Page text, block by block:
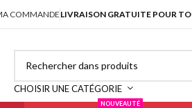
COMMANDE LIVRAISON GRATUITE POUR
CHOISIR UNE CATÉGORIE
NOUVEAUTÉ